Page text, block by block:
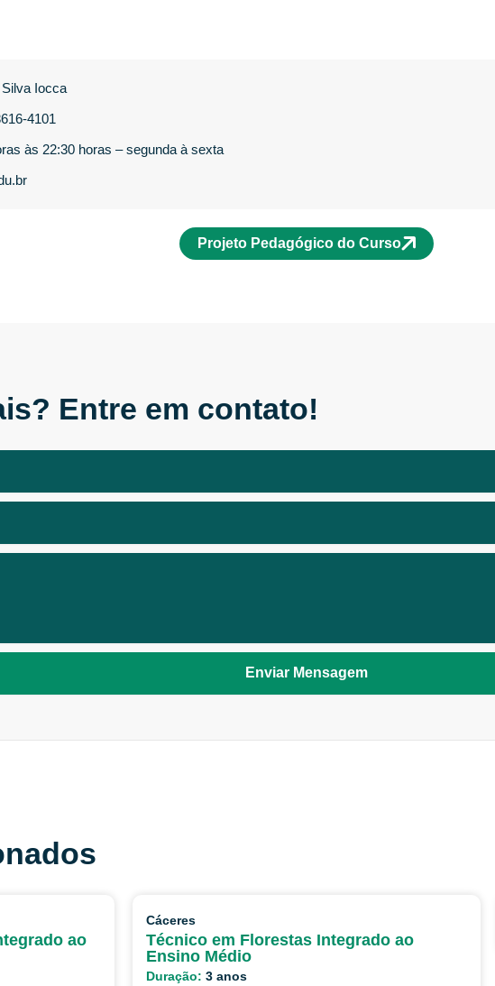
Iocca
4101
às 22:30 horas – segunda à sexta
Projeto Pedagógico do Curso
Entre em contato!
Enviar Mensagem
ao
Cáceres
Técnico em Florestas Integrado ao
Ensino Médio
Duração: 3 anos